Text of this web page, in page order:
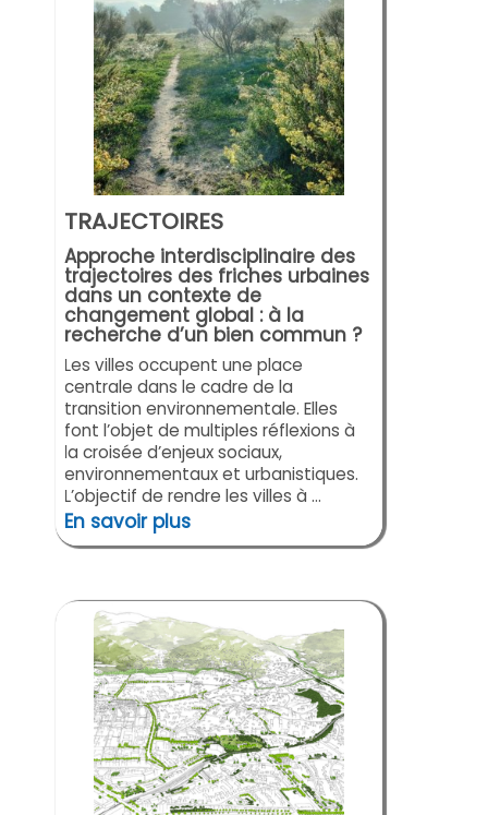
TRAJECTOIRES
Approche interdisciplinaire des
trajectoires des friches urbaines
dans un contexte de
changement global : à la
recherche d’un bien commun ?
Les villes occupent une place
centrale dans le cadre de la
transition environnementale. Elles
font l’objet de multiples réflexions à
la croisée d’enjeux sociaux,
environnementaux et urbanistiques.
L’objectif de rendre les villes à ...
En savoir plus